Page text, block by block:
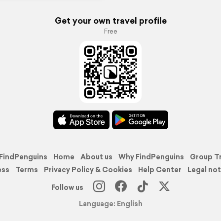
Get your own travel profile
Free
Home About us Why FindPenguins
Group
Terms Privacy Policy & Cookies Help Center
Legal
Follow us
Language: English